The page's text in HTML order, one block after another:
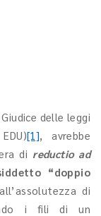
delle leggi
[1], avrebbe
di reductio ad
“doppio
di
i fili di un